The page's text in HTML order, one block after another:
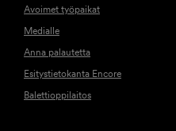
Avoimet työpaikat
Medialle
Anna palautetta
Esitystietokanta Encore
Balettioppilaitos